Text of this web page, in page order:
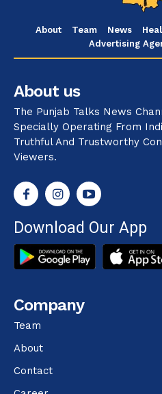
About Team News
Advertising
About us
The Punjab Talks News
Specially Operating From
Truthful And Trustworthy
Viewers.
Download Our App
Company
Team
About
Contact